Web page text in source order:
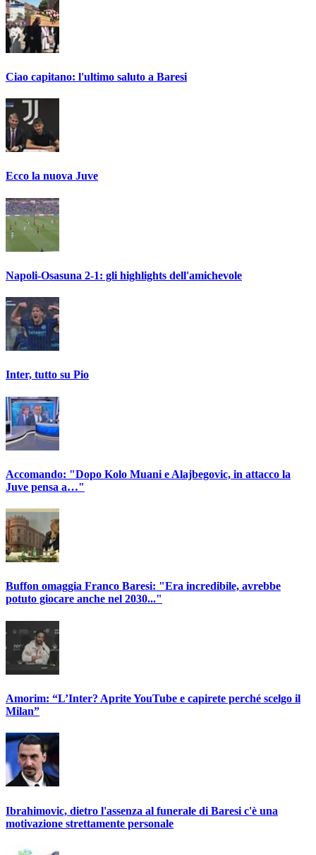
Ciao capitano: l'ultimo saluto a Baresi
Ecco la nuova Juve
Napoli-Osasuna 2-1: gli highlights dell'amichevole
Inter, tutto su Pio
Accomando: "Dopo Kolo Muani e Alajbegovic, in attacco la
Juve pensa a…"
Buffon omaggia Franco Baresi: "Era incredibile, avrebbe
potuto giocare anche nel 2030..."
Amorim: “L’Inter? Aprite YouTube e capirete perché scelgo il
Milan”
Ibrahimovic, dietro l'assenza al funerale di Baresi c'è una
motivazione strettamente personale